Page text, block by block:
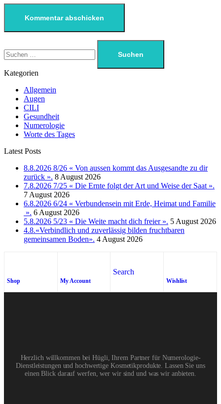
Kategorien
Allgemein
Augen
CILI
Gesundheit
Numerologie
Worte des Tages
Latest Posts
8.8.2026 8/26 « Von aussen kommt das Ausgesandte zu dir
zurück ». 8 August 2026
7.8.2026 7/25 « Die Ernte folgt der Art und Weise der Saat ».
7 August 2026
6.8.2026 6/24 « Verbundensein mit Erde, Heimat und Familie
». 6 August 2026
5.8.2026 5/23 « Die Weite macht dich freier ». 5 August 2026
4.8.«Verbindlich und zuverlässig bilden fruchtbaren
gemeinsamen Boden». 4 August 2026
Shop My Account
Search
Wishlist
Herzlich willkommen bei Hügli, Ihrem Partner für Numerologie-
Dienstleistungen und hochwertige Kosmetikprodukte. Lassen Sie uns
einen Blick darauf werfen, wer wir sind und was wir anbieten.